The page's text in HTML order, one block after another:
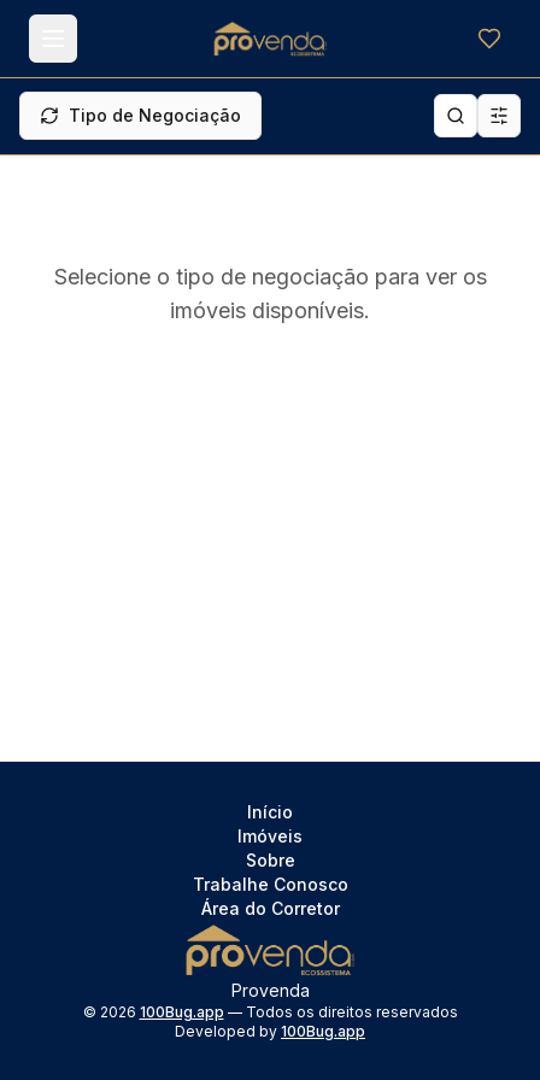
Tipo de Negociação
Selecione o tipo de negociação para ver os
imóveis disponíveis.
Início
Imóveis
Sobre
Trabalhe Conosco
Área do Corretor
Provenda
© 2026 100Bug.app — Todos os direitos reservados
Developed by 100Bug.app